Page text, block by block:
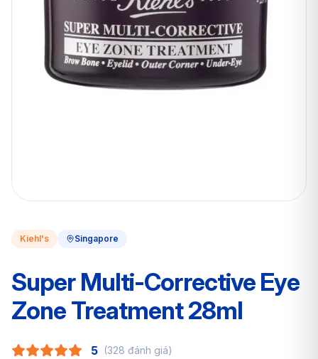
Kiehl's Singapore
Super Multi-Corrective Eye
Zone Treatment 28ml
5 (328 đánh giá)